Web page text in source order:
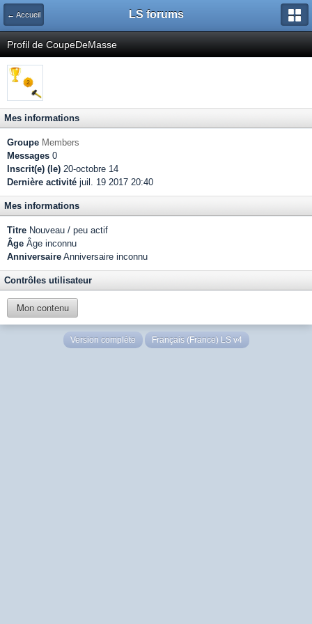
← Accueil LS forums
Profil de CoupeDeMasse
Mes informations
Groupe Members
Messages 0
Inscrit(e) (le) 20-octobre 14
Dernière activité juil. 19 2017 20:40
Mes informations
Titre Nouveau / peu actif
Âge Âge inconnu
Anniversaire Anniversaire inconnu
Contrôles utilisateur
Mon contenu
Version complète Français (France) LS v4